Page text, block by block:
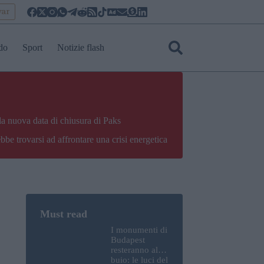
Sport Notizie flash
nuova data di chiusura di Paks
trovarsi ad affrontare una crisi energetica
I monumenti di
Budapest
resteranno al
buio: le luci del